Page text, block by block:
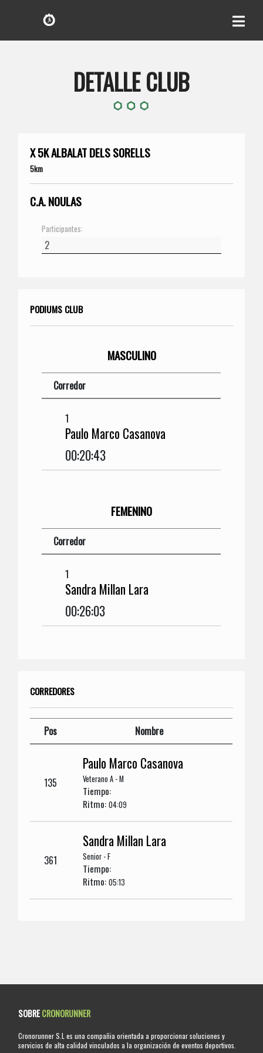
DETALLE CLUB
X 5K ALBALAT DELS SORELLS
5km
C.A. NOULAS
Participantes:
PODIUMS CLUB
MASCULINO
Corredor
1
Paulo Marco Casanova
00:20:43
FEMENINO
Corredor
1
Sandra Millan Lara
00:26:03
CORREDORES
Pos Nombre
135
Paulo Marco Casanova
Veterano A - M
Tiempo:
Ritmo:04:09
361
Sandra Millan Lara
Senior - F
Tiempo:
Ritmo:05:13
SOBRECRONORUNNER
Cronorunner S.L es una compañia orientada a proporcionar soluciones y
servicios de alta calidad vinculados a la organización de eventos deportivos.